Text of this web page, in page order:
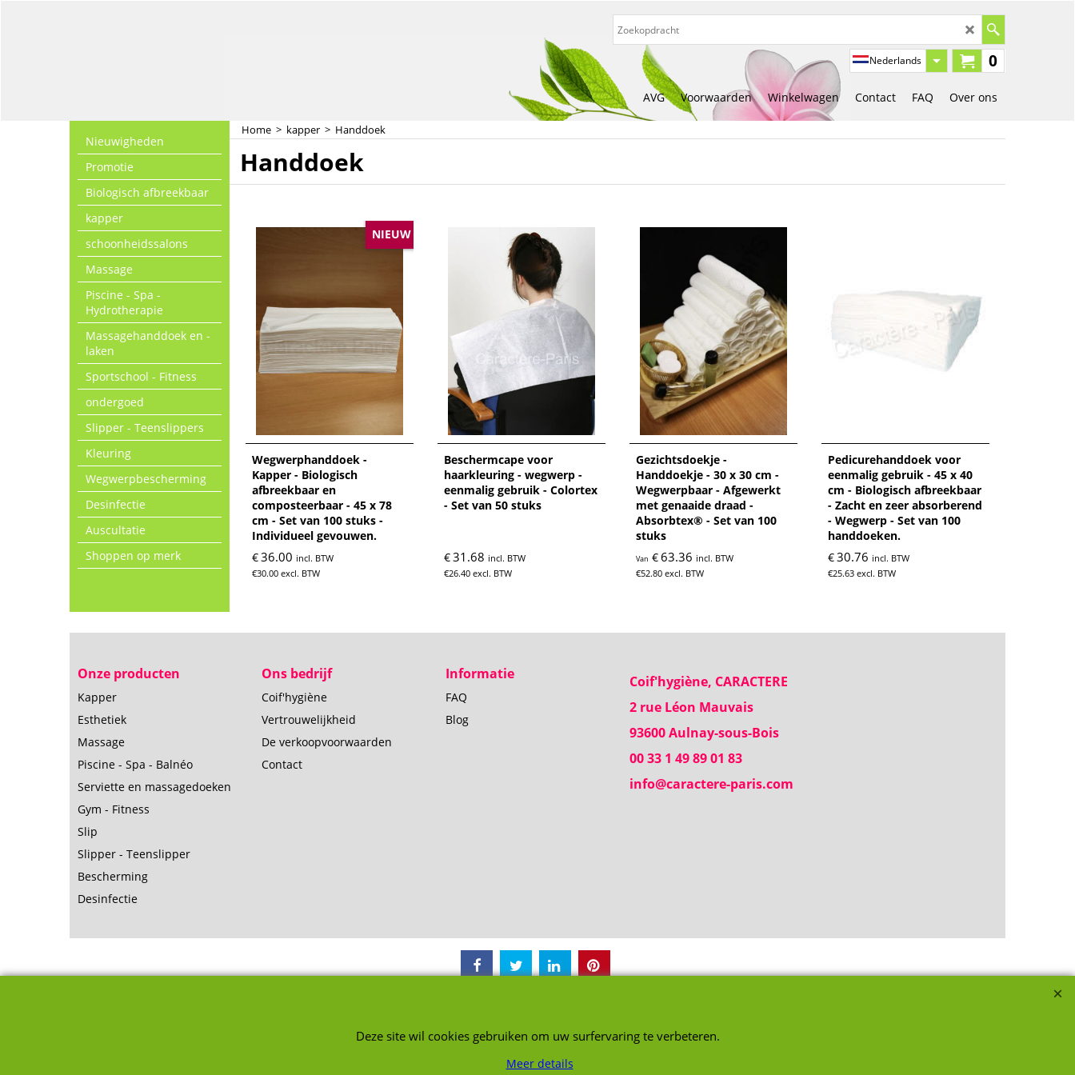
0
Nederlands
AVG Voorwaarden Winkelwagen Contact FAQ Over ons
Nieuwigheden
Promotie
Biologisch afbreekbaar
kapper
schoonheidssalons
Massage
Piscine - Spa -
Hydrotherapie
Massagehanddoek en -
laken
Sportschool - Fitness
ondergoed
Slipper - Teenslippers
Kleuring
Wegwerpbescherming
Desinfectie
Auscultatie
Shoppen op merk
Home > kapper > Handdoek
Handdoek
NIEUW
Wegwerphanddoek -
Kapper - Biologisch
afbreekbaar en
composteerbaar - 45 x 78
cm - Set van 100 stuks -
Individueel gevouwen.
€36.00 incl. BTW
€30.00 excl. BTW
Beschermcape voor
haarkleuring - wegwerp -
eenmalig gebruik - Colortex
- Set van 50 stuks
€31.68 incl. BTW
€26.40 excl. BTW
Gezichtsdoekje -
Handdoekje - 30 x 30 cm -
Wegwerpbaar - Afgewerkt
met genaaide draad -
Absorbtex® - Set van 100
stuks
Van €63.36 incl. BTW
€52.80 excl. BTW
Pedicurehanddoek voor
eenmalig gebruik - 45 x 40
cm - Biologisch afbreekbaar
- Zacht en zeer absorberend
- Wegwerp - Set van 100
handdoeken.
€30.76 incl. BTW
€25.63 excl. BTW
Onze producten
Kapper
Esthetiek
Massage
Piscine - Spa - Balnéo
Serviette en massagedoeken
Gym - Fitness
Slip
Slipper - Teenslipper
Bescherming
Desinfectie
Ons bedrijf
Coif'hygiène
Vertrouwelijkheid
De verkoopvoorwaarden
Contact
Informatie
FAQ
Blog
Coif'hygiène, CARACTERE
2 rue Léon Mauvais
93600 Aulnay-sous-Bois
00 33 1 49 89 01 83
info@caractere-paris.com
Deze site wil cookies gebruiken om uw surfervaring te verbeteren.
Meer details